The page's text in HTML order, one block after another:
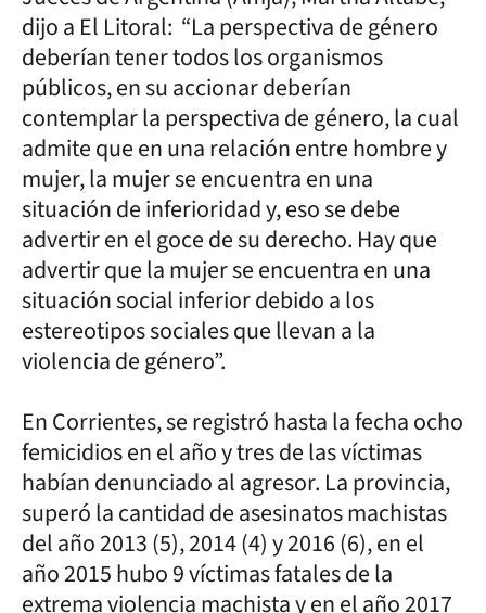
dijo a El Litoral: “La perspectiva de género
deberían tener todos los organismos
públicos, en su accionar deberían
contemplar la perspectiva de género, la cual
admite que en una relación entre hombre y
mujer, la mujer se encuentra en una
situación de inferioridad y, eso se debe
advertir en el goce de su derecho. Hay que
advertir que la mujer se encuentra en una
situación social inferior debido a los
estereotipos sociales que llevan a la
violencia de género”.
En Corrientes, se registró hasta la fecha ocho
femicidios en el año y tres de las víctimas
habían denunciado al agresor. La provincia,
superó la cantidad de asesinatos machistas
del año 2013 (5), 2014 (4) y 2016 (6), en el
año 2015 hubo 9 víctimas fatales de la
extrema violencia machista y en el año 2017